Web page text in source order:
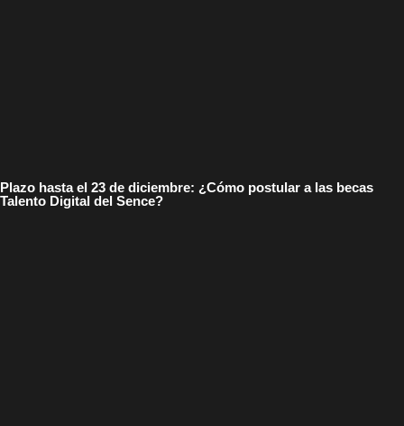
Plazo hasta el 23 de diciembre: ¿Cómo postular a las becas
Talento Digital del Sence?